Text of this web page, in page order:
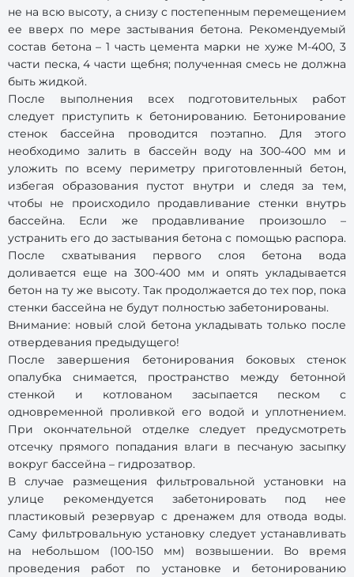
не на всю высоту, а снизу с постепенным перемещением
ее вверх по мере застывания бетона. Рекомендуемый
состав бетона – 1 часть цемента марки не хуже М-400, 3
части песка, 4 части щебня; полученная смесь не должна
быть жидкой.
После выполнения всех подготовительных работ
следует приступить к бетонированию. Бетонирование
стенок бассейна проводится поэтапно. Для этого
необходимо залить в бассейн воду на 300-400 мм и
уложить по всему периметру приготовленный бетон,
избегая образования пустот внутри и следя за тем,
чтобы не происходило продавливание стенки внутрь
бассейна. Если же продавливание произошло –
устранить его до застывания бетона с помощью распора.
После схватывания первого слоя бетона вода
доливается еще на 300-400 мм и опять укладывается
бетон на ту же высоту. Так продолжается до тех пор, пока
стенки бассейна не будут полностью забетонированы.
Внимание: новый слой бетона укладывать только после
отвердевания предыдущего!
После завершения бетонирования боковых стенок
опалубка снимается, пространство между бетонной
стенкой и котлованом засыпается песком с
одновременной проливкой его водой и уплотнением.
При окончательной отделке следует предусмотреть
отсечку прямого попадания влаги в песчаную засыпку
вокруг бассейна – гидрозатвор.
В случае размещения фильтровальной установки на
улице рекомендуется забетонировать под нее
пластиковый резервуар с дренажем для отвода воды.
Саму фильтровальную установку следует устанавливать
на небольшом (100-150 мм) возвышении. Во время
проведения работ по установке и бетонированию